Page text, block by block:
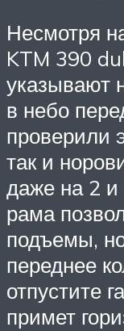
Несмотря
KTM 390
указывают
в небо
проверили
так и
даже на 2 и
рама
подъемы,
переднее
отпустите
примет